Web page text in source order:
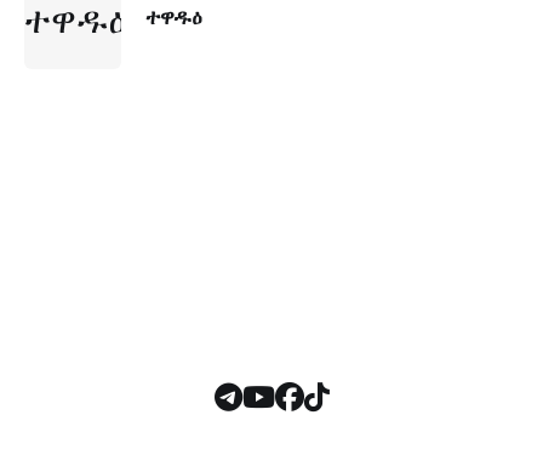
ተዋዱዕ